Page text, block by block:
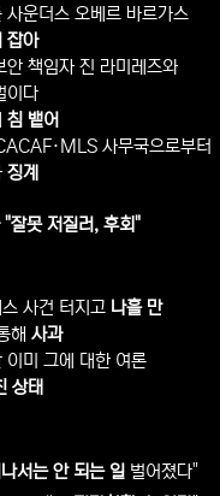
사운더스 오베르 바르가스
잡아
안 책임자 진 라미레즈와
이다
침 뱉어
사무국으로부터
징계
잘못 저질러, 후회"
사건 터지고 나흘 만
해 사과
이미 그에 대한 여론
상태
서는 안 되는 일 벌어졌다"